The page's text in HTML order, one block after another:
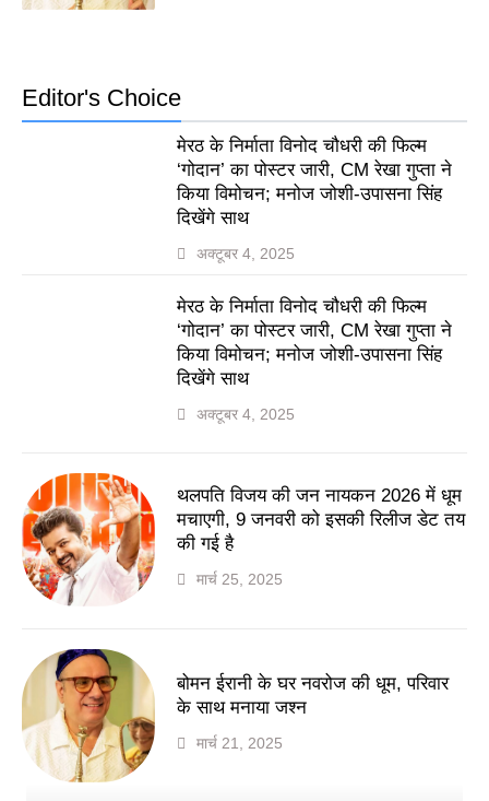
Editor's Choice
मेरठ के निर्माता विनोद चौधरी की फिल्म
‘गोदान’ का पोस्टर जारी, CM रेखा गुप्ता ने
किया विमोचन; मनोज जोशी-उपासना सिंह
दिखेंगे साथ
अक्टूबर 4, 2025
मेरठ के निर्माता विनोद चौधरी की फिल्म
‘गोदान’ का पोस्टर जारी, CM रेखा गुप्ता ने
किया विमोचन; मनोज जोशी-उपासना सिंह
दिखेंगे साथ
अक्टूबर 4, 2025
थलपति विजय की जन नायकन 2026 में धूम
मचाएगी, 9 जनवरी को इसकी रिलीज डेट तय
की गई है
मार्च 25, 2025
बोमन ईरानी के घर नवरोज की धूम, परिवार
के साथ मनाया जश्न
मार्च 21, 2025